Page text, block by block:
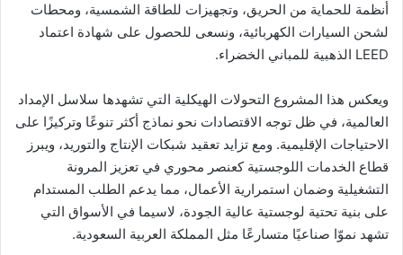
أنظمة للحماية من الحريق، وتجهيزات للطاقة الشمسية، ومحطات
لشحن السيارات الكهربائية، ونسعى للحصول على شهادة اعتماد
LEED الذهبية للمباني الخضراء.
ويعكس هذا المشروع التحولات الهيكلية التي تشهدها سلاسل الإمداد
العالمية، في ظل توجه الاقتصادات نحو نماذج أكثر تنوعًا وتركيزًا على
الاحتياجات الإقليمية. ومع تزايد تعقيد شبكات الإنتاج والتوريد، ويبرز
قطاع الخدمات اللوجستية كعنصر محوري في تعزيز المرونة
التشغيلية وضمان استمرارية الأعمال، مما يدعم الطلب المستدام
على بنية تحتية لوجستية عالية الجودة، لاسيما في الأسواق التي
تشهد نموّا صناعيًا متسارعًا مثل المملكة العربية السعودية.